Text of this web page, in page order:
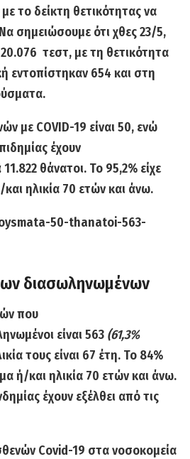
με το δείκτη θετικότητας να
σημειώσουμε ότι χθες 23/5,
τεστ, με τη θετικότητα
εντοπίστηκαν 654 και στη
με COVID-19 είναι 50, ενώ
έχουν
11.822 θάνατοι. Το 95,2% είχε
ηλικία 70 ετών και άνω.
διασωληνωμένων
που
είναι 563 (61,3%
τους είναι 67 έτη. Το 84%
ή/και ηλικία 70 ετών και άνω.
έχουν εξέλθει από τις
Covid-19 στα νοσοκομεία